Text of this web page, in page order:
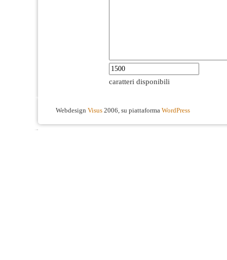
caratteri disponibili
Webdesign Visus 2006, su piattaforma WordPress